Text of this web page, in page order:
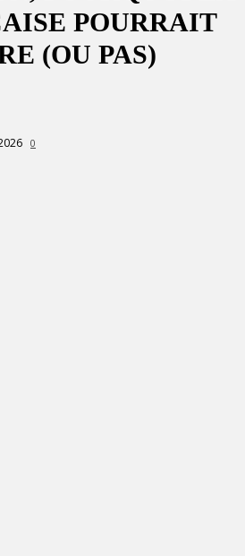
POURRAIT
(OU PAS)
0